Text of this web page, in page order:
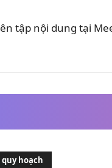
tập nội dung tại
quy hoạch